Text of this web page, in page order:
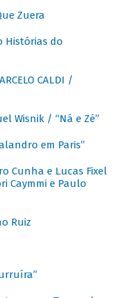
Zuera
Histórias do
CALDI /
Wisnik / “Ná e Zé”
em Paris”
Cunha e Lucas Fixel
Caymmi e Paulo
Ruiz